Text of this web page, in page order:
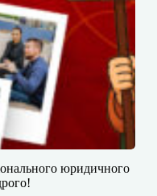
юридичного